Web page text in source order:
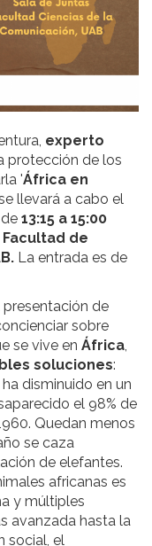
experto
protección de los
'África en
llevará a cabo el
13:15 a 15:00
de
La entrada es de
de
sobre
se vive en África,
soluciones:
disminuido en un
el 98% de
Quedan menos
se caza
de elefantes.
africanas es
y múltiples
avanzada hasta la
social, el